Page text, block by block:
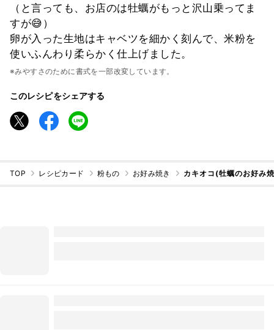
（と言っても、お店のは牡蠣がもっと沢山乗ってま
すが😅）
卵が入った生地はキャベツを細かく刻んで、米粉を
使いふんわり柔らかく仕上げました。
※みやすさのために書式を一部改変しています。
このレシピをシェアする
TOP レシピカード 粉もの お好み焼き カキオコ(牡蠣のお好み